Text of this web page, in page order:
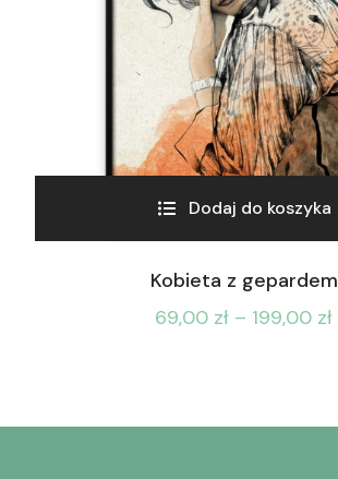
Dodaj do koszyka
Kobieta z gepardem
69,00 zł – 199,00 zł